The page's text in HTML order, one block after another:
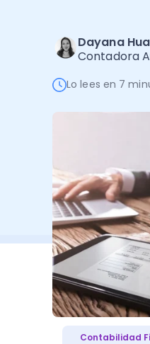
Software Factura y
Autores
Dayana
Contadora
Lo lees en 7
Contabilidad